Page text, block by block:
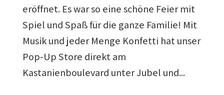
eröffnet. Es war so eine schöne Feier mit
Spiel und Spaß für die ganze Familie! Mit
Musik und jeder Menge Konfetti hat unser
Pop-Up Store direkt am
Kastanienboulevard unter Jubel und...